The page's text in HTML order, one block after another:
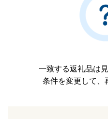
ワンストップ特例申請書の郵
郵送での申請をご希望の場
ードのうえご提出ください。
福岡県篠栗町は総務大臣の
と納税の対象となりました。
一致する返礼品は
条件を変更して、